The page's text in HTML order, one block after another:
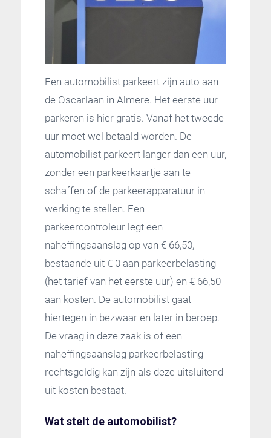
Een automobilist parkeert zijn auto aan
de Oscarlaan in Almere. Het eerste uur
parkeren is hier gratis. Vanaf het tweede
uur moet wel betaald worden. De
automobilist parkeert langer dan een uur,
zonder een parkeerkaartje aan te
schaffen of de parkeerapparatuur in
werking te stellen. Een
parkeercontroleur legt een
naheffingsaanslag op van € 66,50,
bestaande uit € 0 aan parkeerbelasting
(het tarief van het eerste uur) en € 66,50
aan kosten. De automobilist gaat
hiertegen in bezwaar en later in beroep.
De vraag in deze zaak is of een
naheffingsaanslag parkeerbelasting
rechtsgeldig kan zijn als deze uitsluitend
uit kosten bestaat.
Wat stelt de automobilist?